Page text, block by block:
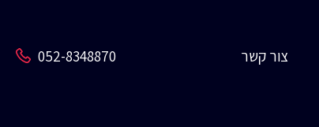
צור קשר 052-8348870